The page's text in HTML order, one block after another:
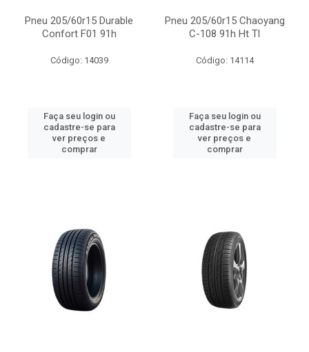
Pneu 205/60r15 Durable
Confort F01 91h
Código: 14039
Faça seu login ou
cadastre-se para
ver preços e
comprar
Pneu 205/60r15 Chaoyang
C-108 91h Ht Tl
Código: 14114
Faça seu login ou
cadastre-se para
ver preços e
comprar